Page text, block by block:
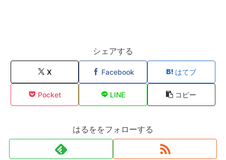
シェアする
X Facebook はてブ
Pocket LINE コピー
はるををフォローする